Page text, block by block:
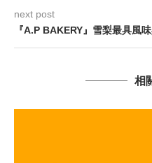
next post
『A.P BAKERY』雪梨最具風
相